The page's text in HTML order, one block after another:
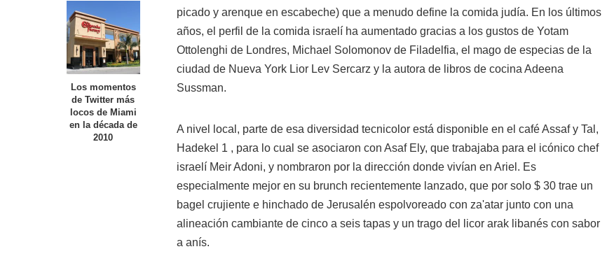
Los momentos
de Twitter más
locos de Miami
en la década de
2010
picado y arenque en escabeche) que a menudo define la comida judía. En los últimos
años, el perfil de la comida israelí ha aumentado gracias a los gustos de Yotam
Ottolenghi de Londres, Michael Solomonov de Filadelfia, el mago de especias de la
ciudad de Nueva York Lior Lev Sercarz y la autora de libros de cocina Adeena
Sussman.
A nivel local, parte de esa diversidad tecnicolor está disponible en el café Assaf y Tal,
Hadekel 1 , para lo cual se asociaron con Asaf Ely, que trabajaba para el icónico chef
israelí Meir Adoni, y nombraron por la dirección donde vivían en Ariel. Es
especialmente mejor en su brunch recientemente lanzado, que por solo $ 30 trae un
bagel crujiente e hinchado de Jerusalén espolvoreado con za'atar junto con una
alineación cambiante de cinco a seis tapas y un trago del licor arak libanés con sabor
a anís.